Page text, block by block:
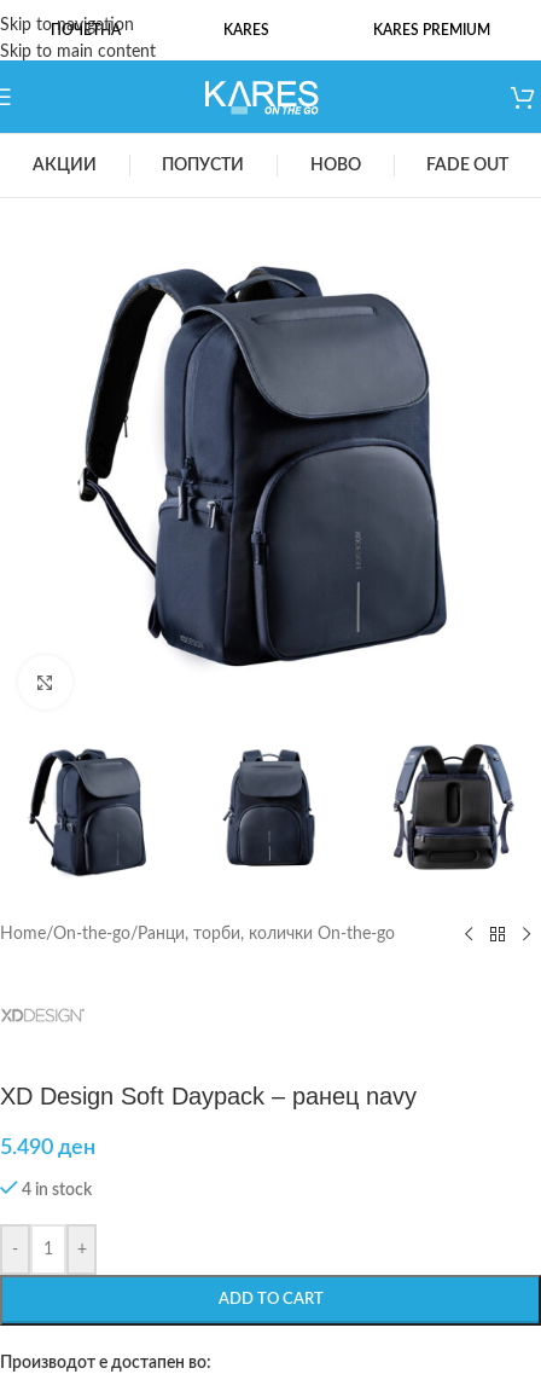
Skip to navigation
Skip to main content
ПОЧЕТНА KARES KARES PREMIUM
АКЦИИ ПОПУСТИ НОВО FADE OUT
Home/On-the-go/ Ранци, торби, колички On-the-go
XD Design Soft Daypack – ранец navy
5.490 ден
4 in stock
- +
ADD TO CART
Производот е достапен во: